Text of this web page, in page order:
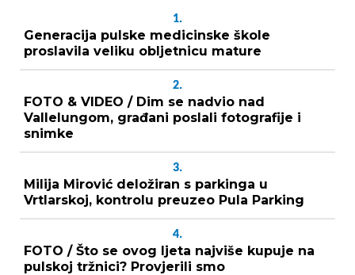
1.
Generacija pulske medicinske škole
proslavila veliku obljetnicu mature
2.
FOTO & VIDEO / Dim se nadvio nad
Vallelungom, građani poslali fotografije i
snimke
3.
Milija Mirović deložiran s parkinga u
Vrtlarskoj, kontrolu preuzeo Pula Parking
4.
FOTO / Što se ovog ljeta najviše kupuje na
pulskoj tržnici? Provjerili smo